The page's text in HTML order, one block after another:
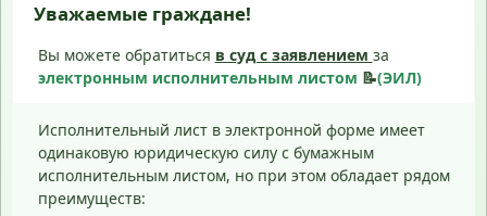
Уважаемые граждане!
Вы можете обратиться в суд с заявлением за
электронным исполнительным листом 📝(ЭИЛ)
Исполнительный лист в электронной форме имеет
одинаковую юридическую силу с бумажным
исполнительным листом, но при этом обладает рядом
преимуществ: